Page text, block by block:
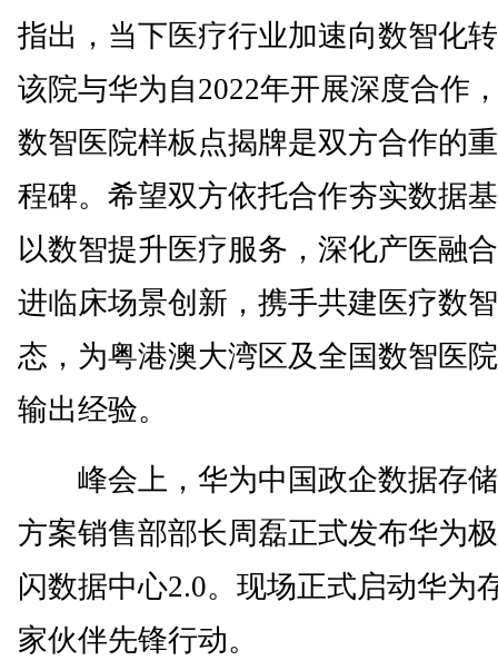
指出，当下医疗行业加速向数智化
该院与华为自2022年开展深度合作
数智医院样板点揭牌是双方合作的
程碑。希望双方依托合作夯实数据
以数智提升医疗服务，深化产医融
进临床场景创新，携手共建医疗数
态，为粤港澳大湾区及全国数智医
输出经验。
峰会上，华为中国政企数据存
方案销售部部长周磊正式发布华为
闪数据中心2.0。现场正式启动华为
家伙伴先锋行动。